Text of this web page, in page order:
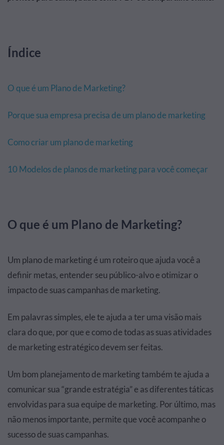
Índice
O que é um Plano de Marketing?
Porque sua empresa precisa de um plano de marketing
Como criar um plano de marketing
10 Modelos de planos de marketing para você começar
O que é um Plano de Marketing?
Um plano de marketing é um roteiro que ajuda você a
definir metas, entender seu público-alvoe otimizar o
impacto de suas campanhas de marketing.
Em palavras simples, ele te ajuda a ter uma visão mais
clara do que, por que e como de todas as suas atividades
de marketing estratégico devem ser feitas.
Um bom planejamento de marketing também te ajuda a
comunicar sua “grande estratégia” e as diferentes táticas
envolvidas para sua equipe de marketing. Por último, mas
não menos importante, permite que você acompanhe o
sucesso de suas campanhas.